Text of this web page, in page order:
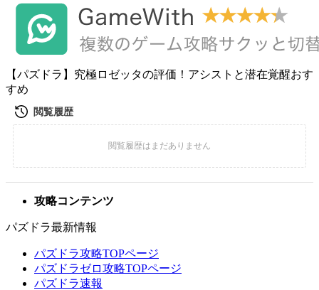
【パズドラ】究極ロゼッタの評価！アシストと潜在覚醒おす
すめ
攻略コンテンツ
パズドラ最新情報
パズドラ攻略TOPページ
パズドラゼロ攻略TOPページ
パズドラ速報